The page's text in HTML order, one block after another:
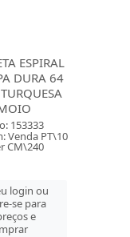
ESPIRAL
DURA 64
153333
Venda PT\10
CM\240
login ou
se para
e